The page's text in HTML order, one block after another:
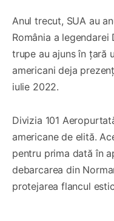
Anul trecut, SUA au
România a
trupe au ajuns în țară
americani deja
iulie 2022.
Divizia 101
americane de elită.
pentru prima dată în
debarcarea din
protejarea flancul